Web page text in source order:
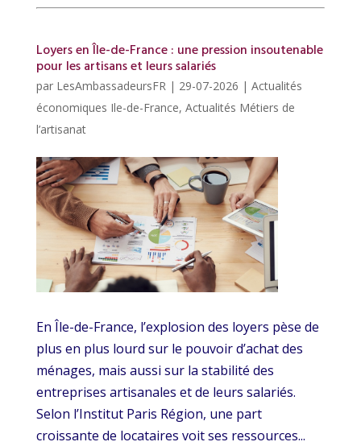
Loyers en Île-de-France : une pression insoutenable
pour les artisans et leurs salariés
par LesAmbassadeursFR | 29-07-2026 | Actualités
économiques Ile-de-France, Actualités Métiers de
l’artisanat
En Île-de-France, l’explosion des loyers pèse de
plus en plus lourd sur le pouvoir d’achat des
ménages, mais aussi sur la stabilité des
entreprises artisanales et de leurs salariés.
Selon l’Institut Paris Région, une part
croissante de locataires voit ses ressources...